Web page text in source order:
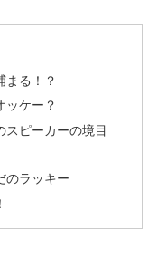
まる！？
ッケー？
スピーカーの境目
のラッキー